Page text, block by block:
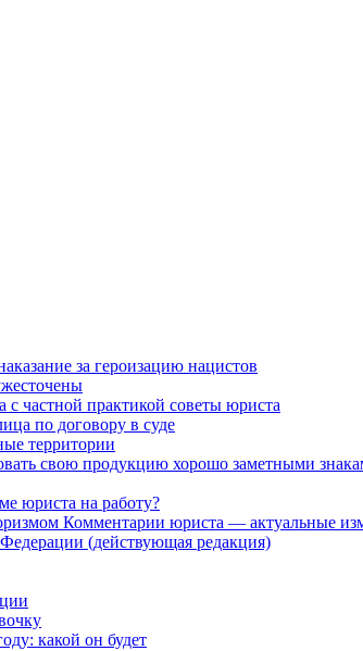
за героизацию нацистов
с частной практикой советы юриста
по договору в суде
территории
свою продукцию хорошо заметными
юриста на работу?
Комментарии юриста — актуальные
(действующая редакция)
какой он будет